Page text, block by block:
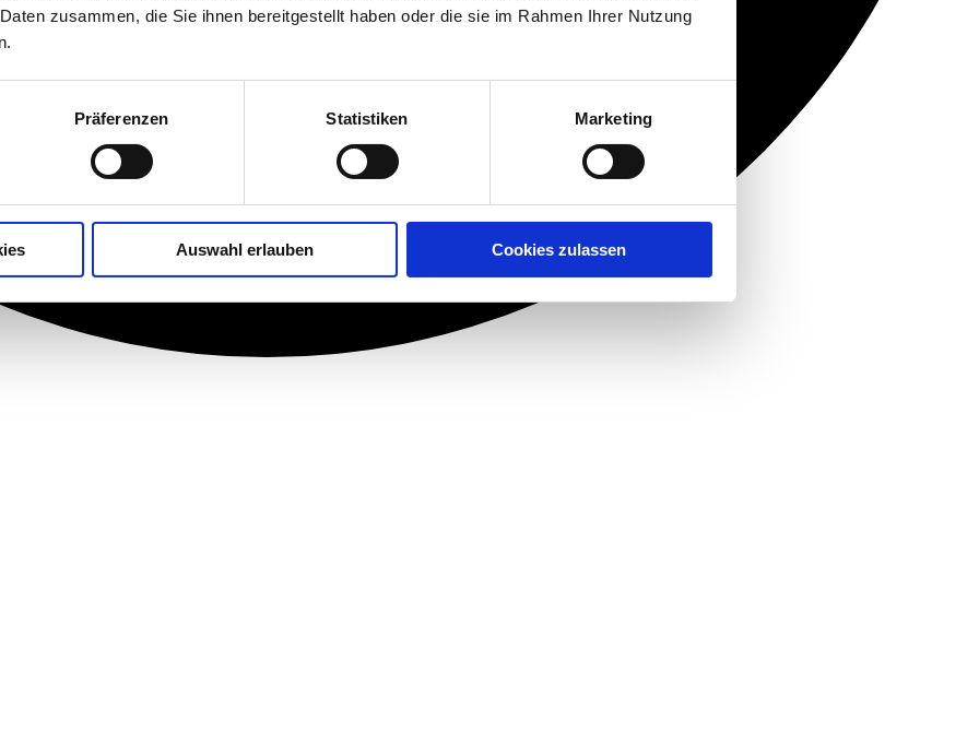
zusammen, die Sie ihnen bereitgestellt haben oder die sie im Rahmen Ihrer Nutzung
Präferenzen Statistiken Marketing
Auswahl erlauben Cookies zulassen